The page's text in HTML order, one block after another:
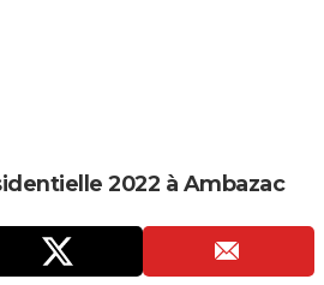
2022 à Ambazac